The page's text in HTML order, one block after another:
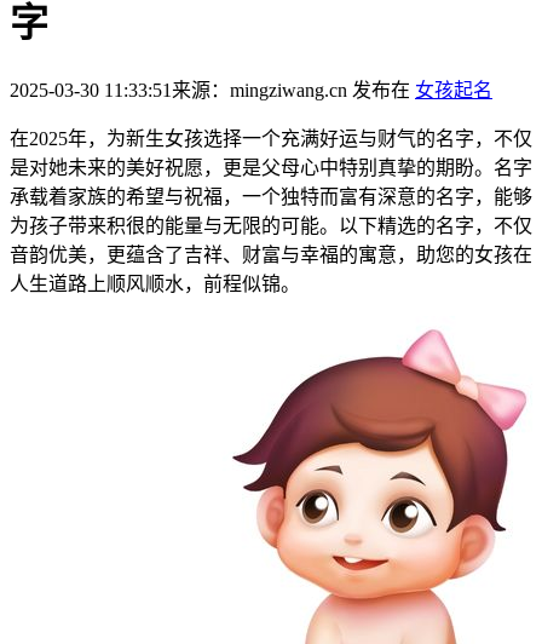
字
2025-03-30 11:33:51 来源：mingziwang.cn 发布在 女孩起名
在2025年，为新生女孩选择一个充满好运与财气的名字，不仅
是对她未来的美好祝愿，更是父母心中特别真挚的期盼。名字
承载着家族的希望与祝福，一个独特而富有深意的名字，能够
为孩子带来积很的能量与无限的可能。以下精选的名字，不仅
音韵优美，更蕴含了吉祥、财富与幸福的寓意，助您的女孩在
人生道路上顺风顺水，前程似锦。